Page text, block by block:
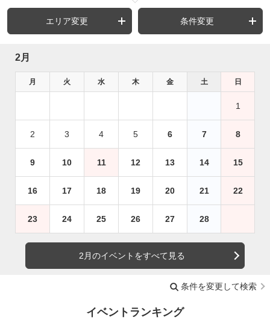
エリア変更 条件変更
2月
月 火 水 木 金 土 日
1
2 3 4 5 6 7 8
9 10 11 12 13 14 15
16 17 18 19 20 21 22
23 24 25 26 27 28
2月のイベントをすべて見る
条件を変更して検索
イベントランキング